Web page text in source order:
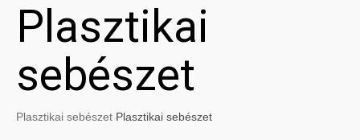
Plasztikai
sebészet
Plasztikai sebészet Plasztikai sebészet